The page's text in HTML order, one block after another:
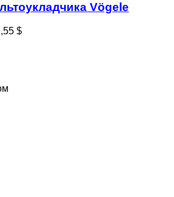
Vögele
$